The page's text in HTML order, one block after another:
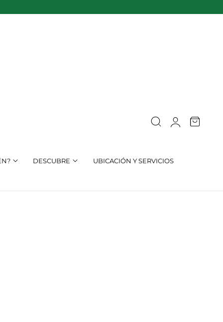
DESCUBRE UBICACIÓN Y SERVICIOS
Acceso Carro